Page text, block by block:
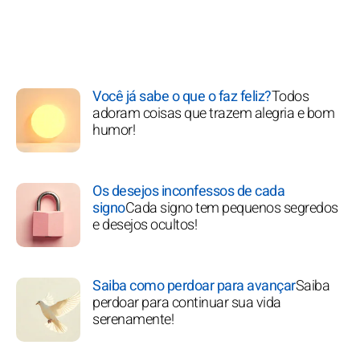
Você já sabe o que o faz feliz?Todos
adoram coisas que trazem alegria e bom
humor!
Os desejos inconfessos de cada
signoCada signo tem pequenos segredos
e desejos ocultos!
Saiba como perdoar para avançarSaiba
perdoar para continuar sua vida
serenamente!